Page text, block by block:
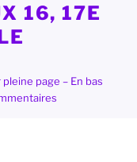
16, 17E
page – En bas